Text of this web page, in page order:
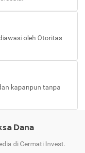
oleh Otoritas
kapanpun tanpa
Dana
di Cermati Invest.